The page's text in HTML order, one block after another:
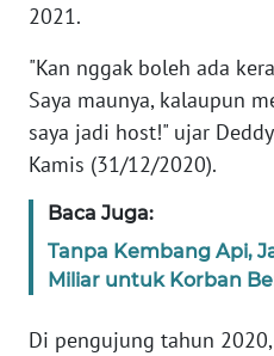
2021.
"Kan nggak boleh ada
Saya maunya, kalaupun
saya jadi host!" ujar
Kamis (31/12/2020).
Baca Juga:
Tanpa Kembang Api,
Miliar untuk Korban
Di pengujung tahun
SIBER
REDAKSI
KARIR
DISCLAIMER
Wahana